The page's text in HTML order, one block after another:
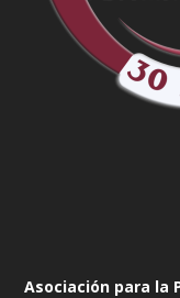
Asociación para la